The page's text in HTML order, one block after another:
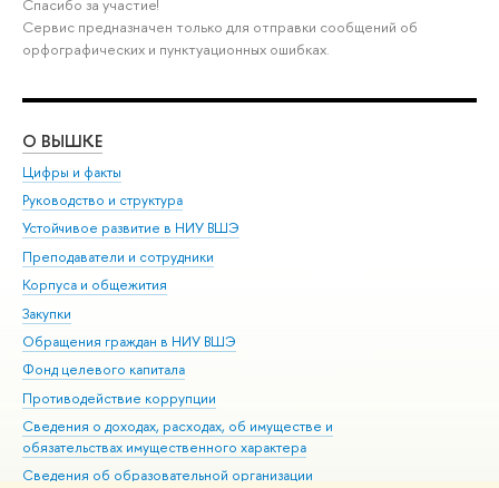
Спасибо за участие!
Сервис предназначен только для отправки сообщений об
орфографических и пунктуационных ошибках.
О ВЫШКЕ
Цифры и факты
Руководство и структура
Устойчивое развитие в НИУ ВШЭ
Преподаватели и сотрудники
Корпуса и общежития
Закупки
Обращения граждан в НИУ ВШЭ
Фонд целевого капитала
Противодействие коррупции
Сведения о доходах, расходах, об имуществе и
обязательствах имущественного характера
Сведения об образовательной организации